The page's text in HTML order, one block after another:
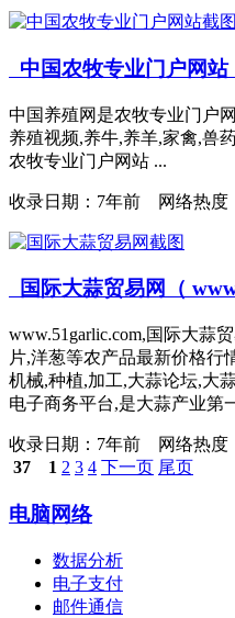
中国农牧专业门户网站
中国养殖网是农牧专业门户
养殖视频,养牛,养羊,家禽,兽
农牧专业门户网站 ...
收录日期： 7年前 网络热度
国际大蒜贸易网（
www.51garlic.com,国际大蒜
片,洋葱等农产品最新价格行
机械,种植,加工,大蒜论坛,大
电子商务平台,是大蒜产业第
收录日期： 7年前 网络热度
37
1 2 3 4 下一页 尾页
电脑网络
数据分析
电子支付
邮件通信